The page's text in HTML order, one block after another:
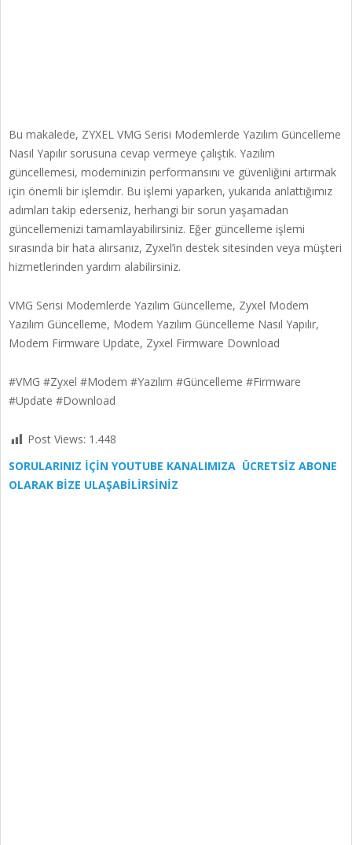
Bu makalede, ZYXEL VMG Serisi Modemlerde Yazılım Güncelleme
Nasıl Yapılır sorusuna cevap vermeye çalıştık. Yazılım
güncellemesi, modeminizin performansını ve güvenliğini artırmak
için önemli bir işlemdir. Bu işlemi yaparken, yukarıda anlattığımız
adımları takip ederseniz, herhangi bir sorun yaşamadan
güncellemenizi tamamlayabilirsiniz. Eğer güncelleme işlemi
sırasında bir hata alırsanız, Zyxel’in destek sitesinden veya müşteri
hizmetlerinden yardım alabilirsiniz.
VMG Serisi Modemlerde Yazılım Güncelleme, Zyxel Modem
Yazılım Güncelleme, Modem Yazılım Güncelleme Nasıl Yapılır,
Modem Firmware Update, Zyxel Firmware Download
#VMG #Zyxel #Modem #Yazılım #Güncelleme #Firmware
#Update #Download
Post Views: 1.448
SORULARINIZ İÇİN YOUTUBE KANALIMIZA ÜCRETSİZ ABONE
OLARAK BİZE ULAŞABİLİRSİNİZ